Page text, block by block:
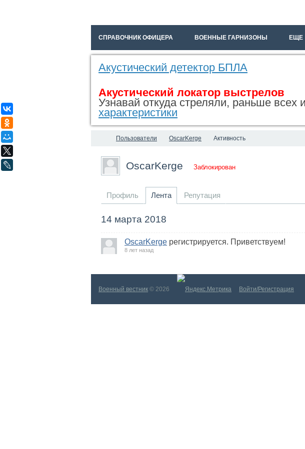
СПРАВОЧНИК ОФИЦЕРА ВОЕННЫЕ ГАРНИЗОНЫ ЕЩЕ
Акустический детектор БПЛА
Акустический локатор выстрелов
Узнавай откуда стреляли, раньше всех
характеристики
Пользователи OscarKerge Активность
OscarKerge Заблокирован
Профиль Лента Репутация
14 марта 2018
OscarKerge регистрируется. Приветствуем!
8 лет назад
Военный вестник © 2026 Войти/Регистрация